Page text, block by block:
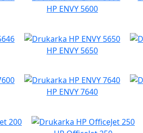
HP ENVY 5600
HP ENVY 5650
HP ENVY 7640